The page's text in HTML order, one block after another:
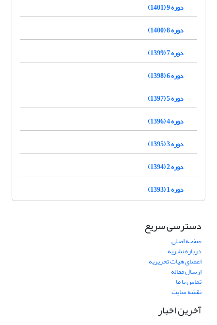
دوره 9 (1401)
دوره 8 (1400)
دوره 7 (1399)
دوره 6 (1398)
دوره 5 (1397)
دوره 4 (1396)
دوره 3 (1395)
دوره 2 (1394)
دوره 1 (1393)
دسترسی سریع
صفحه اصلی
درباره نشریه
اعضای هیات تحریریه
ارسال مقاله
تماس با ما
نقشه سایت
آخرین اخبار